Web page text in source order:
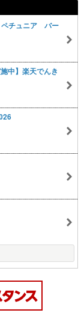
ペチュニア バー
中】楽天でんき